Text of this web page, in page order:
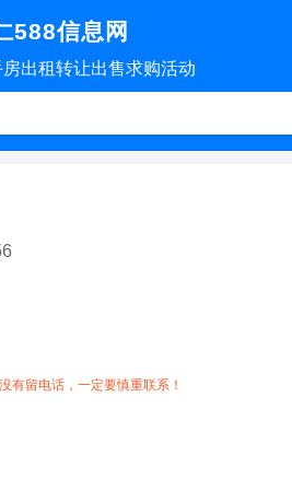
588信息网
房出租转让出售求购活动
有留电话，一定要慎重联系！